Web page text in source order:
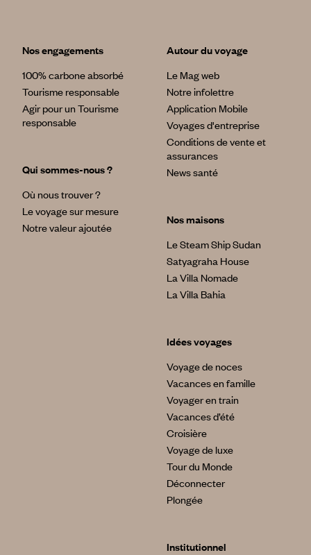
Nos engagements
100% carbone absorbé
Tourisme responsable
Agir pour un Tourisme
responsable
Qui sommes-nous ?
Où nous trouver ?
Le voyage sur mesure
Notre valeur ajoutée
Autour du voyage
Le Mag web
Notre infolettre
Application Mobile
Voyages d'entreprise
Conditions de vente et
assurances
News santé
Nos maisons
Le Steam Ship Sudan
Satyagraha House
La Villa Nomade
La Villa Bahia
Idées voyages
Voyage de noces
Vacances en famille
Voyager en train
Vacances d’été
Croisière
Voyage de luxe
Tour du Monde
Déconnecter
Plongée
Institutionnel